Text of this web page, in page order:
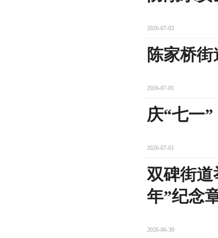
2026-07-02
陈家桥
2026-07-01
庆“七一
2026-07-01
双碑街道
年”纪念
2026-06-30